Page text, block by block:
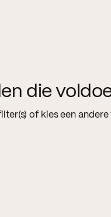
die
of kies een andere